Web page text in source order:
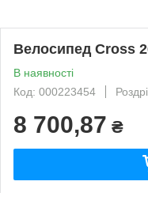
Велосипед Cross
В наявності
Код: 000223454
8 700,87 ₴